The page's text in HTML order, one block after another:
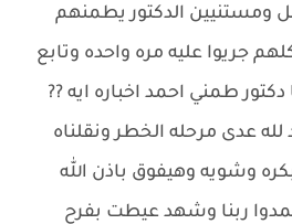
ومستنيين الدكتور يطمنهم
جريوا عليه مره واحده وتابع
طمني احمد اخباره ايه ??
لله عدى مرحله الخطر ونقلناه
وشويه وهيفوق باذن الله
ربنا وشهد عيطت بفرح